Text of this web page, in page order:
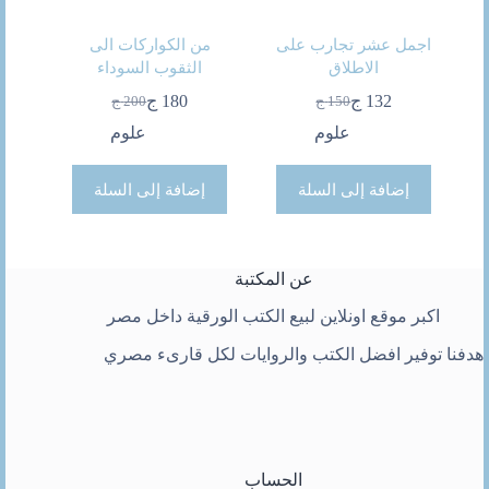
اجمل عشر تجارب على
الاطلاق
150 ج
السعر
الأصلي
132 جالسعر
الحالي
علوم
إضافة إلى السلة
من الكواركات الى
الثقوب السوداء
200 ج
السعر
الأصلي
180 جالسعر
الحالي
علوم
إضافة إلى السلة
عن المكتبة
اكبر موقع اونلاين لبيع الكتب الورقية داخل مصر
هدفنا توفير افضل الكتب والروايات لكل قارىء مصري
الحساب